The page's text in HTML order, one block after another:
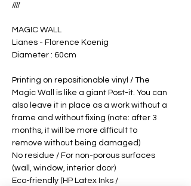
////
MAGIC WALL
Lianes - Florence Koenig
Diameter : 60cm
Printing on repositionable vinyl / The
Magic Wall is like a giant Post-it. You can
also leave it in place as a work without a
frame and without fixing (note: after 3
months, it will be more difficult to
remove without being damaged)
No residue / For non-porous surfaces
(wall, window, interior door)
Eco-friendly (HP Latex Inks /